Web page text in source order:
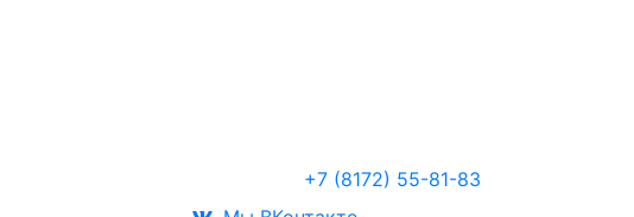
+7 (8172) 55-81-83